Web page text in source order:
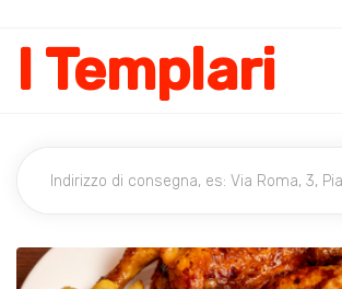
I Templari